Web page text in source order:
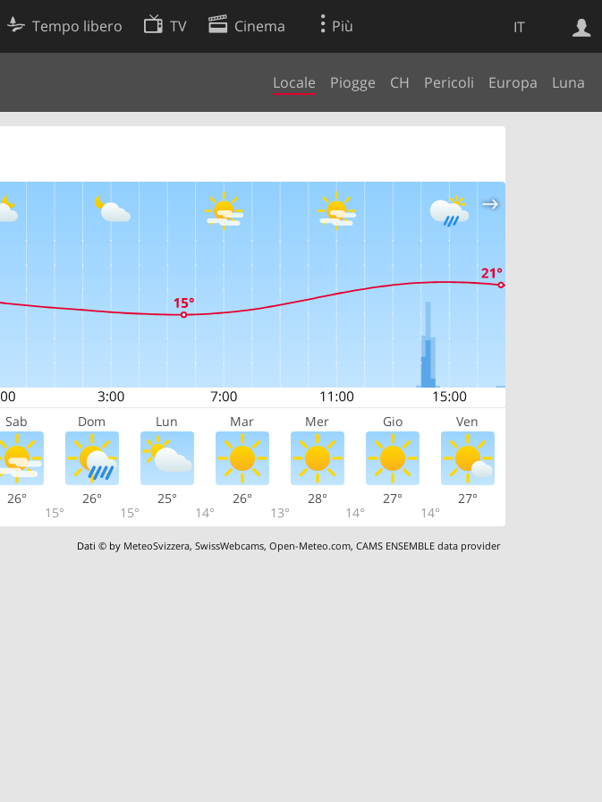
IT
Tempo libero TV Cinema Più
Locale Piogge CH Pericoli Europa Luna
Sab Dom Lun Mar Mer Gio Ven
26°
15°
26°
15°
25°
14°
26°
13°
28°
14°
27°
14°
27°
Dati © by MeteoSvizzera,SwissWebcams,Open-Meteo.com,CAMS ENSEMBLE data provider
Ricerca Web
Preferenze cookie